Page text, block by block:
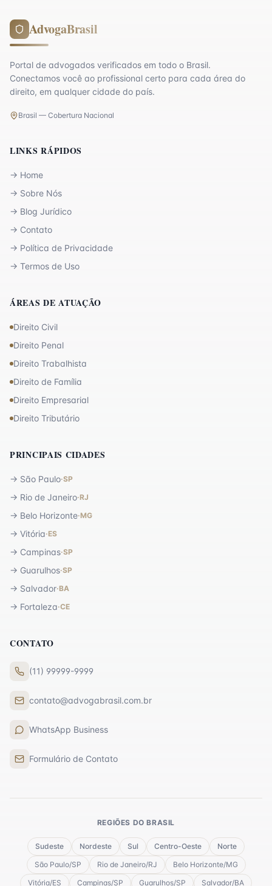
AdvogaBrasil
Portal de advogados verificados em todo o Brasil.
Conectamos você ao profissional certo para cada área do
direito, em qualquer cidade do país.
Brasil — Cobertura Nacional
LINKS RÁPIDOS
→ Home
→ Sobre Nós
→ Blog Jurídico
→ Contato
→ Política de Privacidade
→ Termos de Uso
ÁREAS DE ATUAÇÃO
Direito Civil
Direito Penal
Direito Trabalhista
Direito de Família
Direito Empresarial
Direito Tributário
PRINCIPAIS CIDADES
→ São Paulo·SP
→ Rio de Janeiro·RJ
→ Belo Horizonte·MG
→ Vitória·ES
→ Campinas·SP
→ Guarulhos·SP
→ Salvador·BA
→ Fortaleza·CE
CONTATO
(11) 99999-9999
contato@advogabrasil.com.br
WhatsApp Business
Formulário de Contato
REGIÕES DO BRASIL
Sudeste Nordeste Sul Centro-Oeste
Norte
São Paulo/SP Rio de Janeiro/RJ Belo Horizonte/MG
Vitória/ES Campinas/SP Guarulhos/SP Salvador/BA